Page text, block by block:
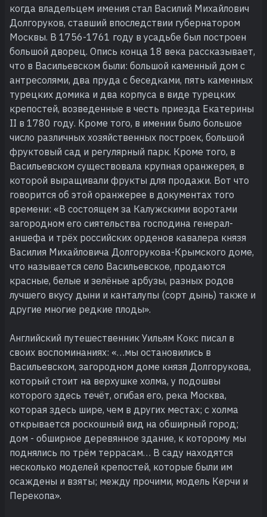
когда владельцем имения стал Василий Михайлович
Долгоруков, ставший впоследствии губернатором
Москвы. В 1756-1761 году в усадьбе был построен
большой дворец. Опись конца 18 века рассказывает,
что в Васильевском были: большой каменный дом с
антресолями, два пруда с беседками, пять каменных
турецких домика и два корпуса в виде турецких
крепостей, возведенные в честь приезда Екатерины
II в 1780 году. Кроме того, в имении было большое
число различных хозяйственных построек, большой
фруктовый сад и регулярный парк. Кроме того, в
Васильевском существовала крупная оранжерея, в
которой выращивали фрукты для продажи. Вот что
говорится об этой оранжерее в документах того
времени: «В состоящем за Калужскими воротами
загородном его сиятельства господина генерал-
аншефа и трёх российских орденов кавалера князя
Василия Михайловича Долгорукова-Крымского доме,
что называется село Васильевское, продаются
красные, белые и зелёные арбузы, разных родов
лучшего вкусу дыни и канталупы (сорт дынь) также и
другие многие редкие плоды».
Английский путешественник Уильям Кокс писал в
своих воспоминаниях: «…мы остановились в
Васильевском, загородном доме князя Долгорукова,
который стоит на верхушке холма, у подошвы
которого здесь течёт, огибая его, река Москва,
которая здесь шире, чем в других местах; с холма
открывается роскошный вид на обширный город;
дом - обширное деревянное здание, к которому мы
поднялись по трём террасам… В саду находятся
несколько моделей крепостей, которые были им
осаждены и взяты; между прочими, модель Керчи и
Перекопа».